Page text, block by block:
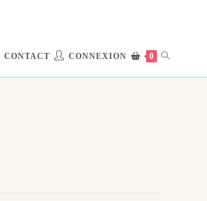
CONTACT CONNEXION 0 TOGGLE